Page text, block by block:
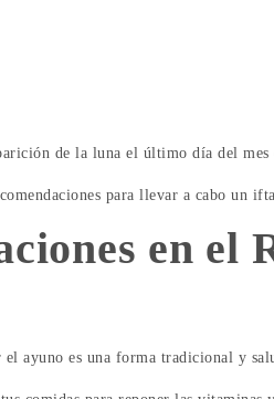
de la luna el último día del mes
para llevar a cabo un
en
ayuno es una forma tradicional y